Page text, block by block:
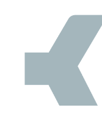
500